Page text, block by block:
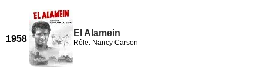
1958
El Alamein
Rôle: Nancy Carson